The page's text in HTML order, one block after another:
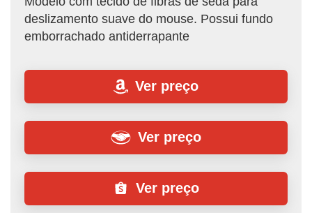
deslizamento suave do mouse. Possui fundo
emborrachado antiderrapante
Ver preço
Ver preço
Ver preço